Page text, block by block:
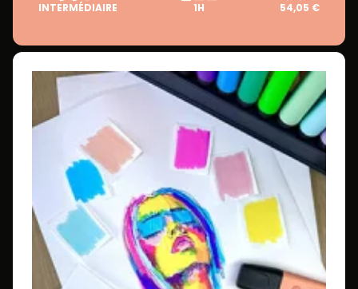
INTERMÉDIAIRE 1H 54,05 €